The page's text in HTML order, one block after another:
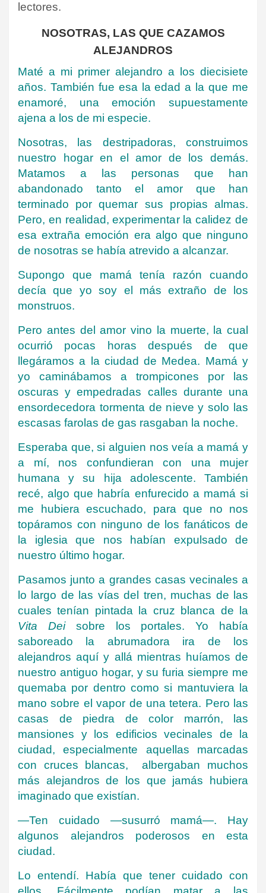
lectores.
NOSOTRAS, LAS QUE CAZAMOS
ALEJANDROS
Maté a mi primer alejandro a los diecisiete
años. También fue esa la edad a la que me
enamoré, una emoción supuestamente
ajena a los de mi especie.
Nosotras, las destripadoras, construimos
nuestro hogar en el amor de los demás.
Matamos a las personas que han
abandonado tanto el amor que han
terminado por quemar sus propias almas.
Pero, en realidad, experimentar la calidez de
esa extraña emoción era algo que ninguno
de nosotras se había atrevido a alcanzar.
Supongo que mamá tenía razón cuando
decía que yo soy el más extraño de los
monstruos.
Pero antes del amor vino la muerte, la cual
ocurrió pocas horas después de que
llegáramos a la ciudad de Medea. Mamá y
yo caminábamos a trompicones por las
oscuras y empedradas calles durante una
ensordecedora tormenta de nieve y solo las
escasas farolas de gas rasgaban la noche.
Esperaba que, si alguien nos veía a mamá y
a mí, nos confundieran con una mujer
humana y su hija adolescente. También
recé, algo que habría enfurecido a mamá si
me hubiera escuchado, para que no nos
topáramos con ninguno de los fanáticos de
la iglesia que nos habían expulsado de
nuestro último hogar.
Pasamos junto a grandes casas vecinales a
lo largo de las vías del tren, muchas de las
cuales tenían pintada la cruz blanca de la
Vita Deisobre los portales. Yo había
saboreado la abrumadora ira de los
alejandros aquí y allá mientras huíamos de
nuestro antiguo hogar, y su furia siempre me
quemaba por dentro como si mantuviera la
mano sobre el vapor de una tetera. Pero las
casas de piedra de color marrón, las
mansiones y los edificios vecinales de la
ciudad, especialmente aquellas marcadas
con cruces blancas, albergaban muchos
más alejandros de los que jamás hubiera
imaginado que existían.
—Ten cuidado —susurró mamá—. Hay
algunos alejandros poderosos en esta
ciudad.
Lo entendí. Había que tener cuidado con